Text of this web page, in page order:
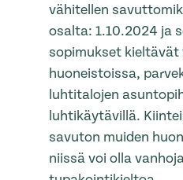
vähitellen
osalta: 1.10.2024 ja
sopimukset kieltävät
huoneistoissa,
luhtitalojen
luhtikäytävillä.
savuton muiden
niissä voi olla